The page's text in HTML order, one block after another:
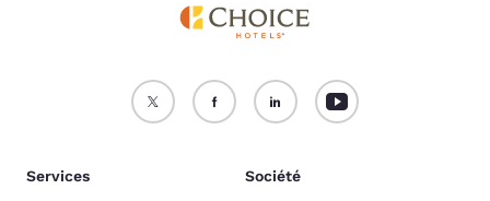
Services Société